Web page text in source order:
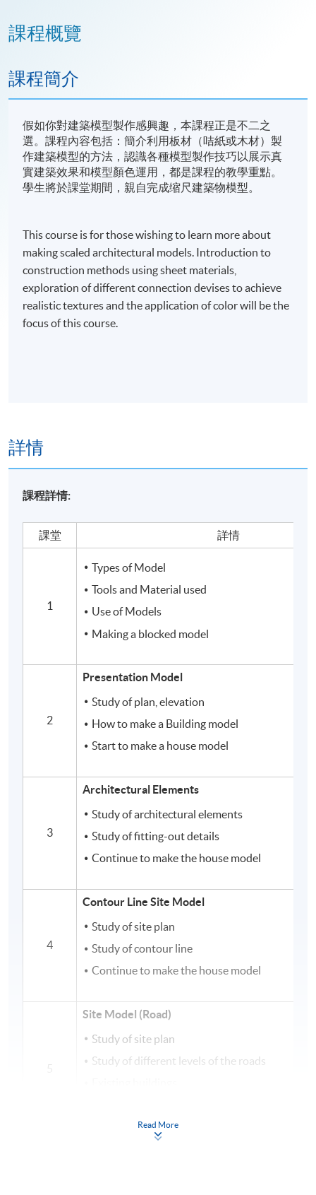
課程概覽
課程簡介
假如你對建築模型製作感興趣，本課程正是不二之
選。課程內容包括：簡介利用板材（咭紙或木材）製
作建築模型的方法，認識各種模型製作技巧以展示真
實建築效果和模型顏色運用，都是課程的教學重點。
學生將於課堂期間，親自完成缩尺建築物模型。
This course is for those wishing to learn more about
making scaled architectural models. Introduction to
construction methods using sheet materials,
exploration of different connection devises to achieve
realistic textures and the application of color will be the
focus of this course.
詳情
課程詳情:
課堂 詳情
1
Types of Model
Tools and Material used
Use of Models
Making a blocked model
2
Presentation Model
Study of plan, elevation
How to make a Building model
Start to make a house model
3
Architectural Elements
Study of architectural elements
Study of fitting-out details
Continue to make the house model
4
Contour Line Site Model
Study of site plan
Study of contour line
Continue to make the house model
5
Site Model (Road)
Study of site plan
Study of different levels of the roads
Read More